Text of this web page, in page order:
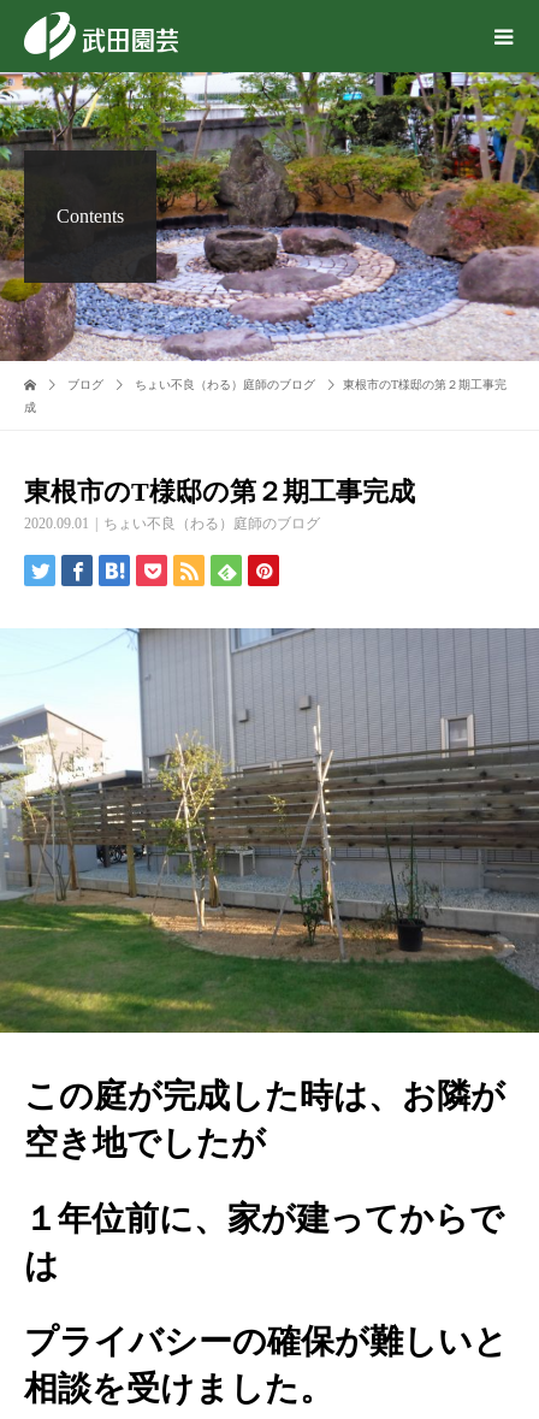
Contents
ブログ ちょい不良（わる）庭師のブログ
東根市のT様邸の第２期工事完
成
東根市のT様邸の第２期工事完成
2020.09.01 ちょい不良（わる）庭師のブログ
この庭が完成した時は、お隣が
空き地でしたが
１年位前に、家が建ってからで
は
プライバシーの確保が難しいと
相談を受けました。